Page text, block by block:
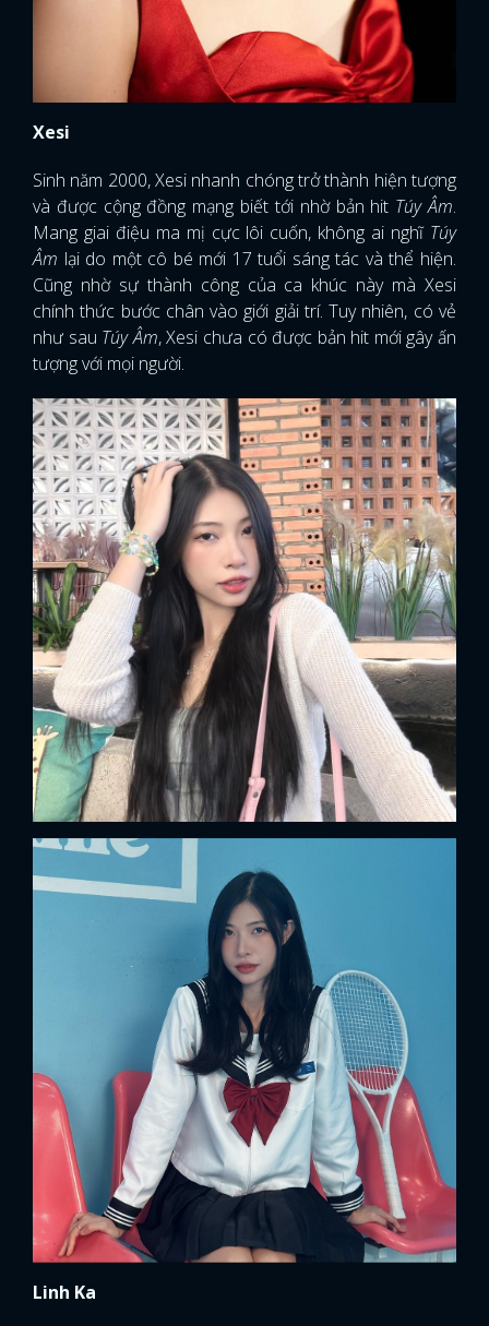
FACEBOOK GOOGLE
Xesi
Sinh năm 2000, Xesi nhanh chóng trở thành hiện tượng
và được cộng đồng mạng biết tới nhờ bản hit Túy Âm.
Mang giai điệu ma mị cực lôi cuốn, không ai nghĩ Túy
Âm lại do một cô bé mới 17 tuổi sáng tác và thể hiện.
Cũng nhờ sự thành công của ca khúc này mà Xesi
chính thức bước chân vào giới giải trí. Tuy nhiên, có vẻ
như sau Túy Âm, Xesi chưa có được bản hit mới gây ấn
tượng với mọi người.
Linh Ka